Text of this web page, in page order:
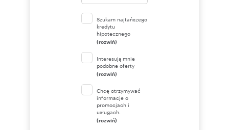
Szukam najtańszego
kredytu
hipotecznego
(rozwiń)
Interesują mnie
podobne oferty
(rozwiń)
Chcę otrzymywać
informacje o
promocjach i
usługach.
(rozwiń)